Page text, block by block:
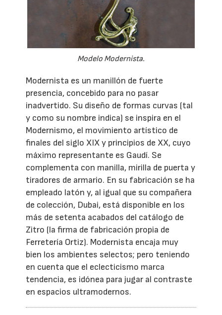
Modelo Modernista.
Modernista es un manillón de fuerte
presencia, concebido para no pasar
inadvertido. Su diseño de formas curvas (tal
y como su nombre indica) se inspira en el
Modernismo, el movimiento artístico de
finales del siglo XIX y principios de XX, cuyo
máximo representante es Gaudí. Se
complementa con manilla, mirilla de puerta y
tiradores de armario. En su fabricación se ha
empleado latón y, al igual que su compañera
de colección, Dubai, está disponible en los
más de setenta acabados del catálogo de
Zitro (la firma de fabricación propia de
Ferretería Ortiz). Modernista encaja muy
bien los ambientes selectos; pero teniendo
en cuenta que el eclecticismo marca
tendencia, es idónea para jugar al contraste
en espacios ultramodernos.